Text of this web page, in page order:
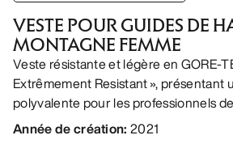
VESTE POUR GUIDES DE
MONTAGNE FEMME
Veste résistante et légère en GORE-
Extrêmement Resistant », présentant
polyvalente pour les professionnels
Année de création: 2021